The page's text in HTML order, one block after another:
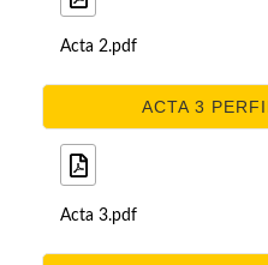
Acta 2.pdf
ACTA 3
Acta 3.pdf